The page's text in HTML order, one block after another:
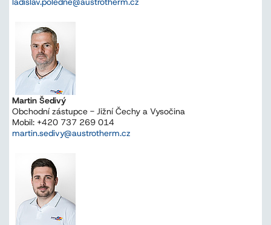
Martin Šedivý
Obchodní zástupce - Jižní Čechy a Vysočina
Mobil: +420 737 269 014
martin.sedivy@austrotherm.cz